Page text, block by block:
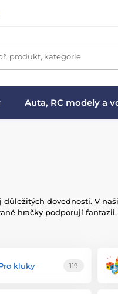
produkt, kategorie
Auta, RC modely a
důležitých dovedností. V
hračky podporují
kluky 119